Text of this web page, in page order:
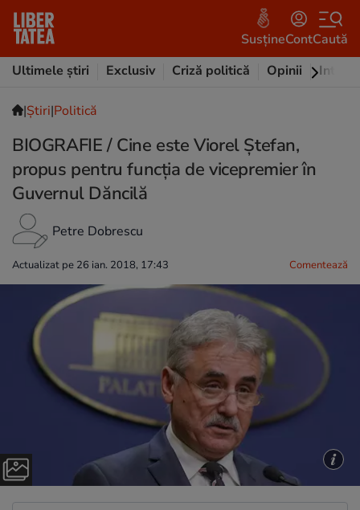
SusțineContCaută
Ultimele știri
Exclusiv Criză politică Opinii
|Ştiri|Politică
BIOGRAFIE / Cine este Viorel Ștefan,
propus pentru funcția de vicepremier în
Guvernul Dăncilă
Petre Dobrescu
Actualizat pe 26 ian. 2018, 17:43 Comentează